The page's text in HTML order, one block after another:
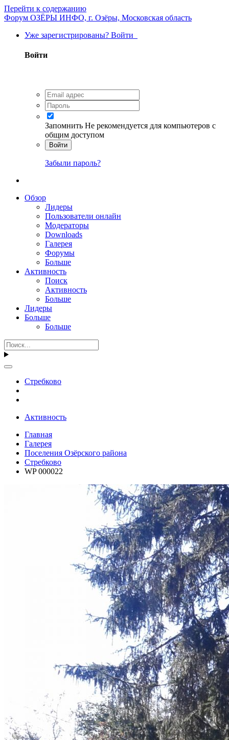
Перейти к содержанию
Форум ОЗЁРЫ ИНФО, г. Озёры, Московская область
Уже зарегистрированы? Войти
Войти
Запомнить Не рекомендуется для компьютеров с
общим доступом
Войти
Забыли пароль?
Обзор
Лидеры
Пользователи онлайн
Модераторы
Downloads
Галерея
Форумы
Больше
Активность
Поиск
Активность
Больше
Лидеры
Больше
Больше
Стребково
Активность
Главная
Галерея
Поселения Озёрского района
Стребково
WP 000022